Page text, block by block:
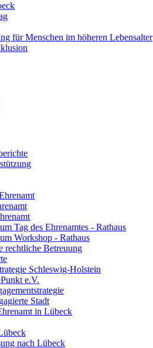
für Menschen im höheren Lebensalter
Tag des Ehrenamtes - Rathaus
Workshop - Rathaus
rechtliche Betreuung
Schleswig-Holstein
e.V.
Stadt
in Lübeck
nach Lübeck